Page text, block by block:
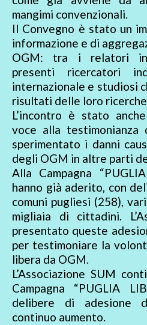
mangimi convenzionali.
Il Convegno è stato un
informazione e di
OGM: tra i relatori
presenti ricercatori
internazionale e studiosi
risultati delle loro
L’incontro è stato
voce alla
sperimentato i danni
degli OGM in altre parti
Alla Campagna
hanno già aderito, con
comuni pugliesi (258),
migliaia di cittadini.
presentato queste
per testimoniare la
libera da OGM.
L’Associazione SUM
Campagna “PUGLIA
delibere di adesione
continuo aumento.